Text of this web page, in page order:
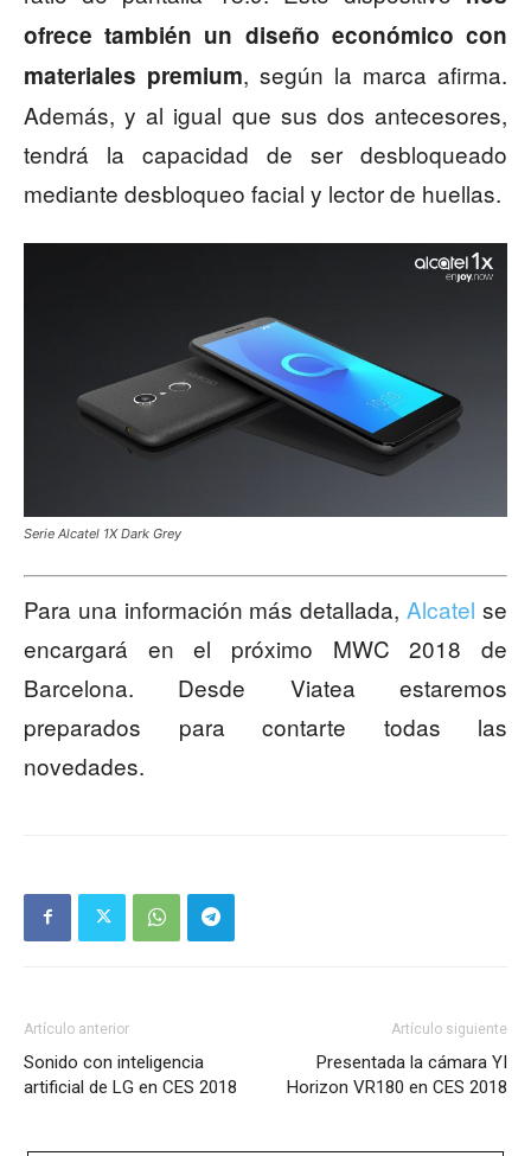
ofrece también un diseño económico con
materiales premium, según la marca afirma.
Además, y al igual que sus dos antecesores,
tendrá la capacidad de ser desbloqueado
mediante desbloqueo facial y lector de huellas.
Serie Alcatel 1X Dark Grey
Para una información más detallada,Alcatel se
encargará en el próximo MWC 2018 de
Barcelona. Desde Viatea estaremos
preparados para contarte todas las
novedades.
Artículo anterior
Sonido con inteligencia
artificial de LG en CES 2018
Artículo siguiente
Presentada la cámara YI
Horizon VR180 en CES 2018